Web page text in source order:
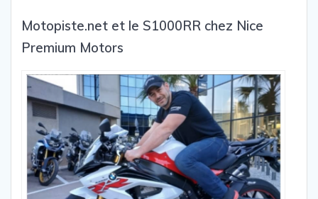
Motopiste.net et le S1000RR chez Nice
Premium Motors